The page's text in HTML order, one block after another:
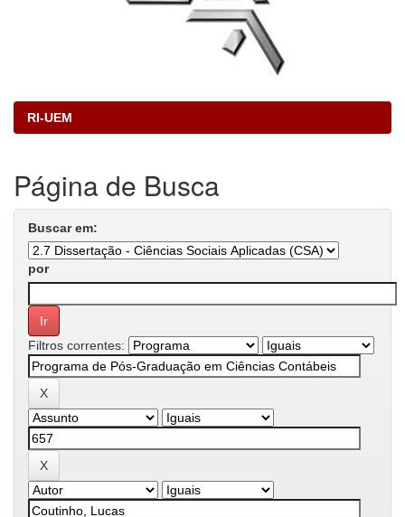
RI-UEM
Página de Busca
Buscar em:
por
Filtros correntes: